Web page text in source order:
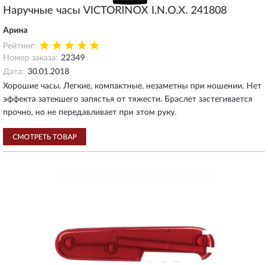
Наручные часы VICTORINOX I.N.O.X. 241808
Арина
Рейтинг:
Номер заказа: 22349
Дата: 30.01.2018
Хорошие часы. Легкие, компактные, незаметны при ношении. Нет
эффекта затекшего запястья от тяжести. Браслет застегивается
прочно, но не передавливает при этом руку.
СМОТРЕТЬ ТОВАР